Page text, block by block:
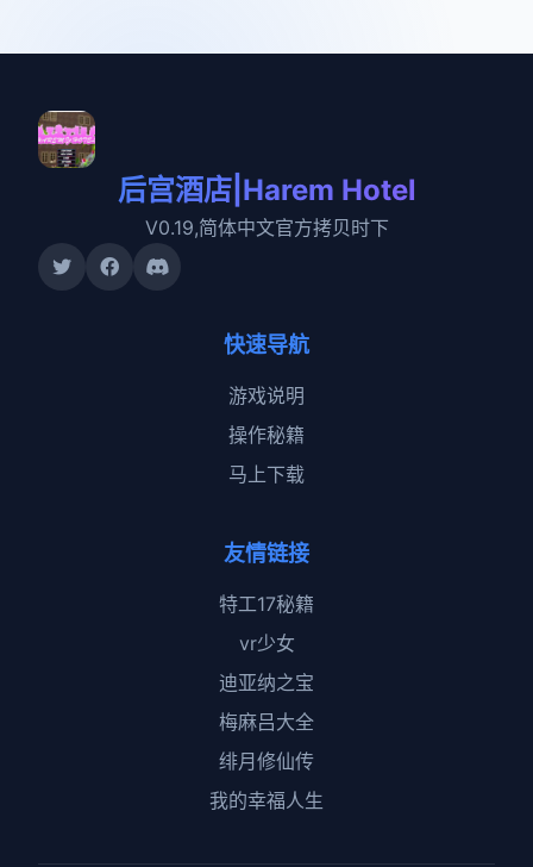
后宫酒店|Harem Hotel
V0.19,简体中文官方拷贝时下
快速导航
游戏说明
操作秘籍
马上下载
友情链接
特工17秘籍
vr少女
迪亚纳之宝
梅麻吕大全
绯月修仙传
我的幸福人生